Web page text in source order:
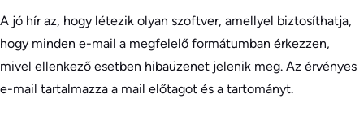
A jó hír az, hogy létezik olyan szoftver, amellyel biztosíthatja,
hogy minden e-mail a megfelelő formátumban érkezzen,
mivel ellenkező esetben hibaüzenet jelenik meg. Az érvényes
e-mail tartalmazza a mail előtagot és a tartományt.